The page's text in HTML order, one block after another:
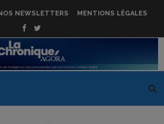
NEWSLETTERS MENTIONS LÉGALES